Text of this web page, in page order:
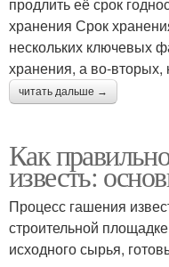
хранения Срок
нескольких ключевых
хранения, а во-вторых,
читать дальше →
Как
известь:
Процесс гашения
строительной
исходного сырья,